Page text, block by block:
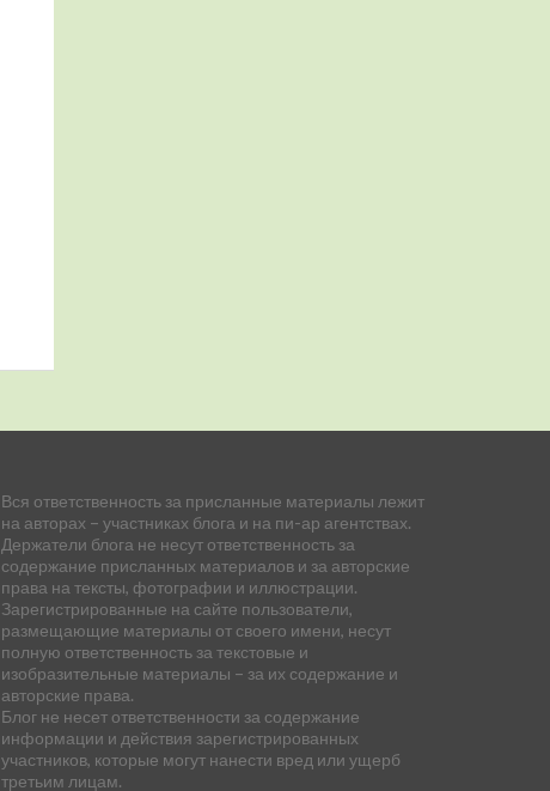
Вся ответственность за присланные материалы лежит
на авторах – участниках блога и на пи-ар агентствах.
Держатели блога не несут ответственность за
содержание присланных материалов и за авторские
права на тексты, фотографии и иллюстрации.
Зарегистрированные на сайте пользователи,
размещающие материалы от своего имени, несут
полную ответственность за текстовые и
изобразительные материалы – за их содержание и
авторские права.
Блог не несет ответственности за содержание
информации и действия зарегистрированных
участников, которые могут нанести вред или ущерб
третьим лицам.